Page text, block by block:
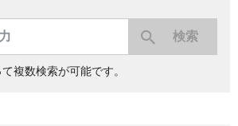
複数検索が可能です。